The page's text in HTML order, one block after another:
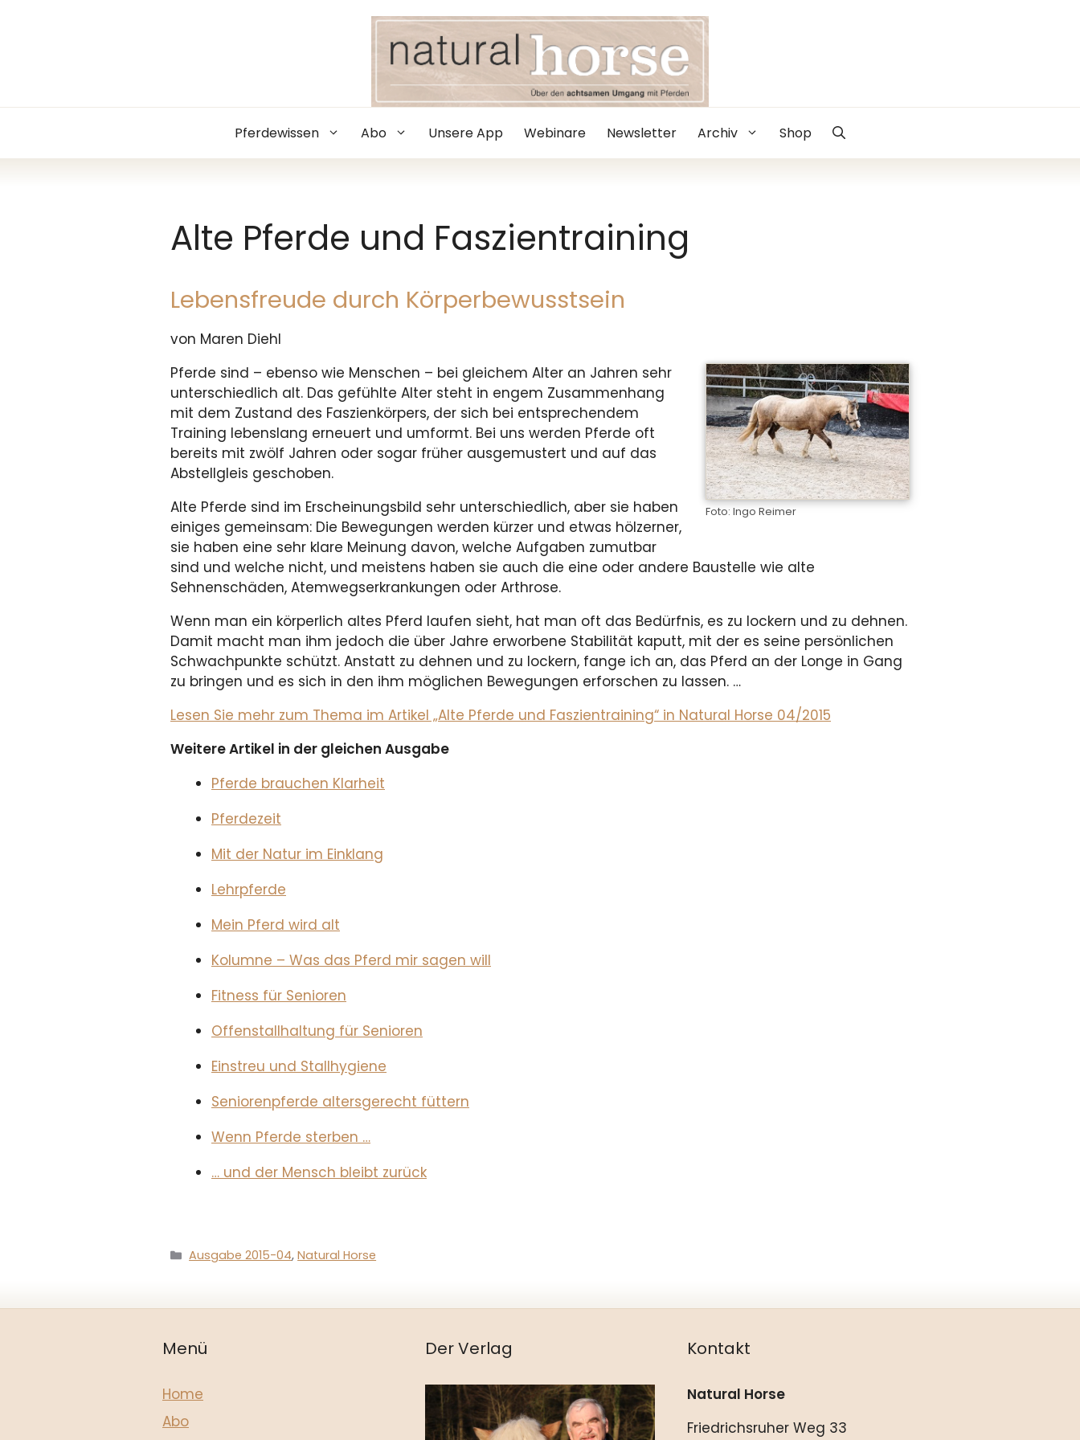
Pferdewissen Abo Unsere App Webinare Newsletter Archiv Shop
Alte Pferde und Faszientraining
Lebensfreude durch Körperbewusstsein
von Maren Diehl
Foto: Ingo Reimer
Pferde sind – ebenso wie Menschen – bei gleichem Alter an Jahren sehr
unterschiedlich alt. Das gefühlte Alter steht in engem Zusammenhang
mit dem Zustand des Faszienkörpers, der sich bei entsprechendem
Training lebenslang erneuert und umformt. Bei uns werden Pferde oft
bereits mit zwölf Jahren oder sogar früher ausgemustert und auf das
Abstellgleis geschoben.
Alte Pferde sind im Erscheinungsbild sehr unterschiedlich, aber sie haben
einiges gemeinsam: Die Bewegungen werden kürzer und etwas hölzerner,
sie haben eine sehr klare Meinung davon, welche Aufgaben zumutbar
sind und welche nicht, und meistens haben sie auch die eine oder andere Baustelle wie alte
Sehnenschäden, Atemwegserkrankungen oder Arthrose.
Wenn man ein körperlich altes Pferd laufen sieht, hat man oft das Bedürfnis, es zu lockern und zu dehnen.
Damit macht man ihm jedoch die über Jahre erworbene Stabilität kaputt, mit der es seine persönlichen
Schwachpunkte schützt. Anstatt zu dehnen und zu lockern, fange ich an, das Pferd an der Longe in Gang
zu bringen und es sich in den ihm möglichen Bewegungen erforschen zu lassen. …
Lesen Sie mehr zum Thema im Artikel „Alte Pferde und Faszientraining“ in Natural Horse 04/2015
Weitere Artikel in der gleichen Ausgabe
Pferde brauchen Klarheit
Pferdezeit
Mit der Natur im Einklang
Lehrpferde
Mein Pferd wird alt
Kolumne – Was das Pferd mir sagen will
Fitness für Senioren
Offenstallhaltung für Senioren
Einstreu und Stallhygiene
Seniorenpferde altersgerecht füttern
Wenn Pferde sterben …
… und der Mensch bleibt zurück
Kategorien
Ausgabe 2015-04,Natural Horse
Menü
Home
Abo
Der Verlag Kontakt
Natural Horse
Friedrichsruher Weg 33